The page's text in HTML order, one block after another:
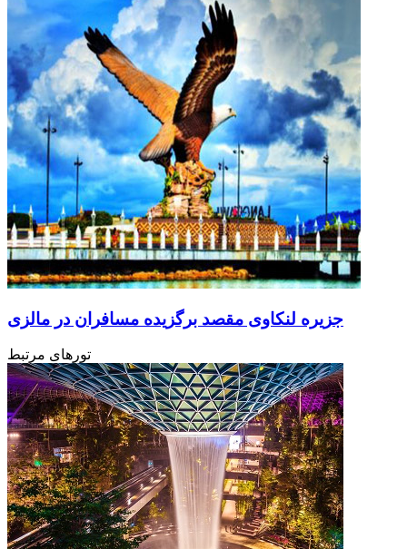
جزیره لنکاوی مقصد برگزیده مسافران در مالزی
تورهای مرتبط